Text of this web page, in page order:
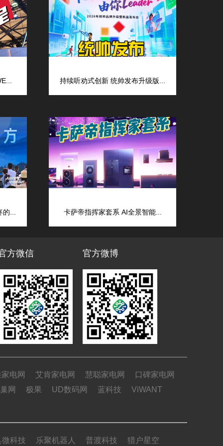
持续听劝式创新 统帅发布升级版...
... 卡萨帝指挥家套系 AI全景智能...
方微信 官方微博
电网 艾肯家电网 慧聪家电网
口碑家电网
网
极果 UD数码网 蓝科技 ViWANT
微科技 乐聚机器人 普渡科技 猎户星空